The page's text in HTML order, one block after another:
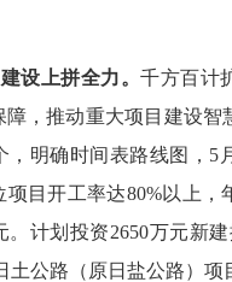
设上拼全力。千方百计
障 ，推动重大项目建设智
， 明确时间表路线图， 5
项目开工率达80%以上，
。计划投资2650万元新建
土公路（原日盐公路）项